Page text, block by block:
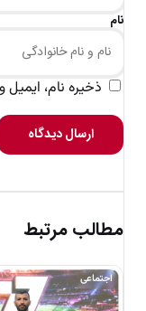
نام
ذخیره نام،
ارسال دیدگاه
مطالب مرتبط
اجتماعی